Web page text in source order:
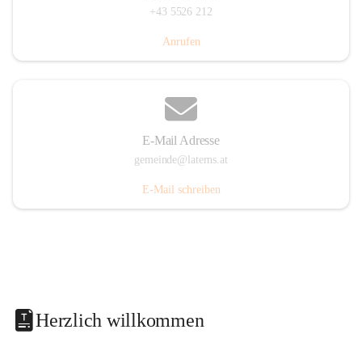
+43 5526 212
Anrufen
E-Mail Adresse
gemeinde@laterns.at
E-Mail schreiben
Herzlich willkommen